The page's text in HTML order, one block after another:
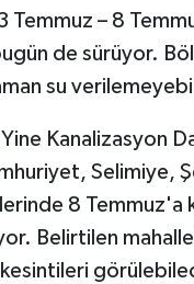
– 8
de sürüyor.
su
Yine Kanalizasyon
Selimiye,
8 Temmuz'a
Belirtilen